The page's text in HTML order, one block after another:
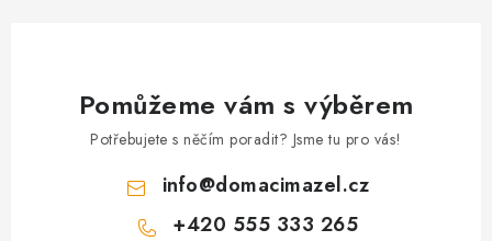
Pomůžeme vám s výběrem
Potřebujete s něčím poradit? Jsme tu pro vás!
info@domacimazel.cz
+420 555 333 265